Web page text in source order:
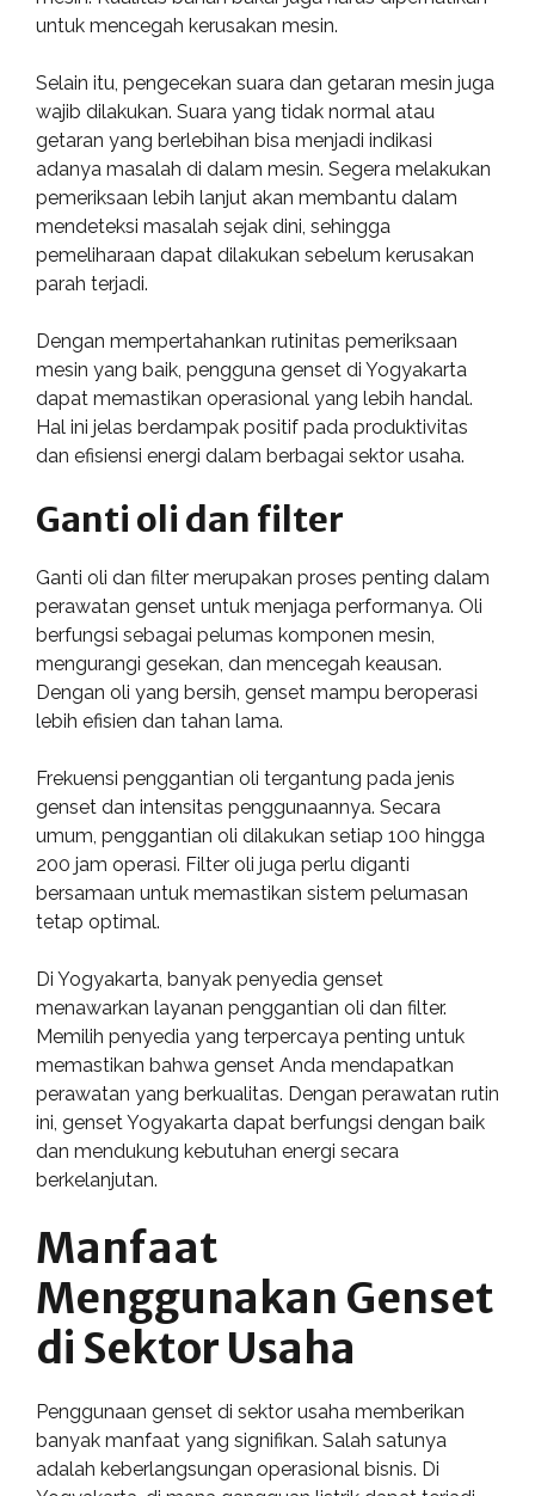
untuk mencegah kerusakan mesin.
Selain itu, pengecekan suara dan getaran mesin juga
wajib dilakukan. Suara yang tidak normal atau
getaran yang berlebihan bisa menjadi indikasi
adanya masalah di dalam mesin. Segera melakukan
pemeriksaan lebih lanjut akan membantu dalam
mendeteksi masalah sejak dini, sehingga
pemeliharaan dapat dilakukan sebelum kerusakan
parah terjadi.
Dengan mempertahankan rutinitas pemeriksaan
mesin yang baik, pengguna genset di Yogyakarta
dapat memastikan operasional yang lebih handal.
Hal ini jelas berdampak positif pada produktivitas
dan efisiensi energi dalam berbagai sektor usaha.
Ganti oli dan filter
Ganti oli dan filter merupakan proses penting dalam
perawatan genset untuk menjaga performanya. Oli
berfungsi sebagai pelumas komponen mesin,
mengurangi gesekan, dan mencegah keausan.
Dengan oli yang bersih, genset mampu beroperasi
lebih efisien dan tahan lama.
Frekuensi penggantian oli tergantung pada jenis
genset dan intensitas penggunaannya. Secara
umum, penggantian oli dilakukan setiap 100 hingga
200 jam operasi. Filter oli juga perlu diganti
bersamaan untuk memastikan sistem pelumasan
tetap optimal.
Di Yogyakarta, banyak penyedia genset
menawarkan layanan penggantian oli dan filter.
Memilih penyedia yang terpercaya penting untuk
memastikan bahwa genset Anda mendapatkan
perawatan yang berkualitas. Dengan perawatan rutin
ini, genset Yogyakarta dapat berfungsi dengan baik
dan mendukung kebutuhan energi secara
berkelanjutan.
Manfaat
Menggunakan Genset
di Sektor Usaha
Penggunaan genset di sektor usaha memberikan
banyak manfaat yang signifikan. Salah satunya
adalah keberlangsungan operasional bisnis. Di